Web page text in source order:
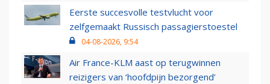
Eerste succesvolle testvlucht voor
zelfgemaakt Russisch passagierstoestel
04-08-2026, 9:54
Air France-KLM aast op terugwinnen
reizigers van ‘hoofdpijn bezorgend’